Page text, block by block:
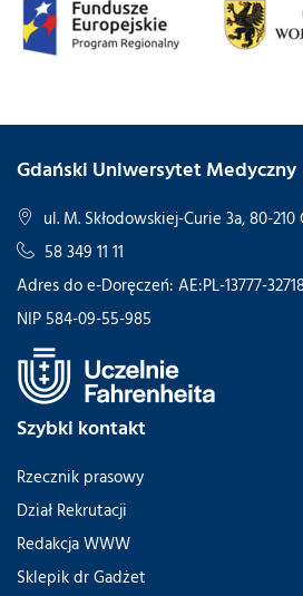
Gdański Uniwersytet Medyczny
ul. M. Skłodowskiej-Curie 3a, 80-210
58 349 11 11
Adres do e-Doręczeń: AE:PL-13777-
NIP 584-09-55-985
Szybki kontakt
Rzecznik prasowy
Dział Rekrutacji
Redakcja WWW
Sklepik dr Gadżet